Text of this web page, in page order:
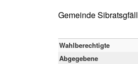
Gemeinde Sibratsgfäll
Wahlberechtigte
Abgegebene